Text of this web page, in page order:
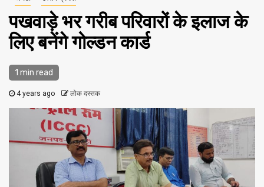
पखवाड़े भर गरीब परिवारों के इलाज के
लिए बनेंगे गोल्डन कार्ड
1 min read
4 years ago लोक दस्तक